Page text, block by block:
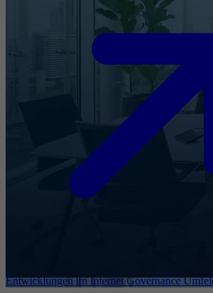
Entwicklungen im Internet Governance